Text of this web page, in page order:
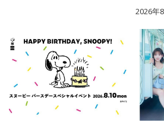
2026年